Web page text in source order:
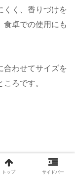
くく、香りづけを
食卓での使用にも
合わせてサイズを
ろです。
トップ サイドバー